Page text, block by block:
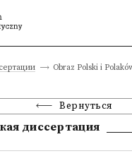
Obraz Polski i
Вернуться
диссертация